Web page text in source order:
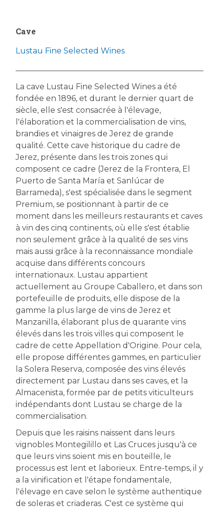
Cave
Lustau Fine Selected Wines
La cave Lustau Fine Selected Wines a été
fondée en 1896, et durant le dernier quart de
siècle, elle s'est consacrée à l'élevage,
l'élaboration et la commercialisation de vins,
brandies et vinaigres de Jerez de grande
qualité. Cette cave historique du cadre de
Jerez, présente dans les trois zones qui
composent ce cadre (Jerez de la Frontera, El
Puerto de Santa María et Sanlúcar de
Barrameda), s'est spécialisée dans le segment
Premium, se positionnant à partir de ce
moment dans les meilleurs restaurants et caves
à vin des cinq continents, où elle s'est établie
non seulement grâce à la qualité de ses vins
mais aussi grâce à la reconnaissance mondiale
acquise dans différents concours
internationaux. Lustau appartient
actuellement au Groupe Caballero, et dans son
portefeuille de produits, elle dispose de la
gamme la plus large de vins de Jerez et
Manzanilla, élaborant plus de quarante vins
élevés dans les trois villes qui composent le
cadre de cette Appellation d'Origine. Pour cela,
elle propose différentes gammes, en particulier
la Solera Reserva, composée des vins élevés
directement par Lustau dans ses caves, et la
Almacenista, formée par de petits viticulteurs
indépendants dont Lustau se charge de la
commercialisation.
Depuis que les raisins naissent dans leurs
vignobles Montegilillo et Las Cruces jusqu'à ce
que leurs vins soient mis en bouteille, le
processus est lent et laborieux. Entre-temps, il y
a la vinification et l'étape fondamentale,
l'élevage en cave selon le système authentique
de soleras et criaderas. C'est ce système qui